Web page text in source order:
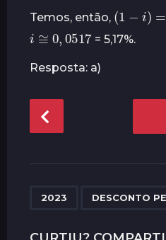
Temos, então,
(1 =
i 0, 0517
= 5,17%.
Resposta: a)
o
2023 DESCONTO